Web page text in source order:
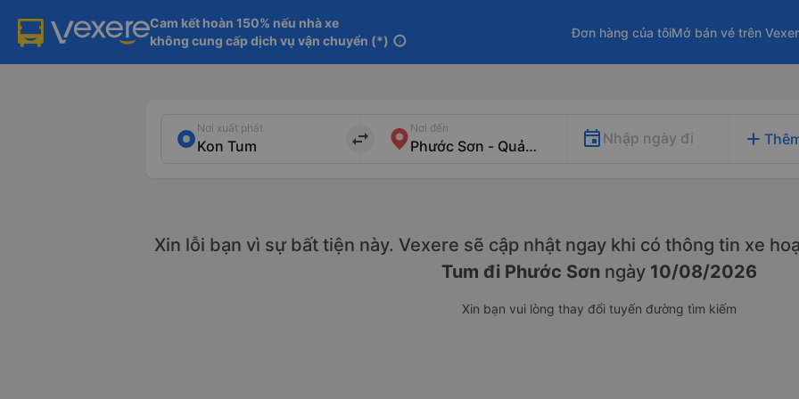
Cam kết hoàn 150% nếu nhà xe
không cung cấp dịch vụ vận chuyển (*) info
Đơn hàng của tôiMở bán vé trên
Nơi xuất phát
import_export
Nơi đến
Nhập ngày đi add
Xin lỗi bạn vì sự bất tiện này. Vexere sẽ cập nhật ngay khi có thông tin xe
Tum đi Phước Sơn ngày 10/08/2026
Xin bạn vui lòng thay đổi tuyến đường tìm kiếm